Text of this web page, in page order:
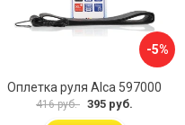
-5%
Оплетка руля Alca 597000
416 руб. 395 руб.